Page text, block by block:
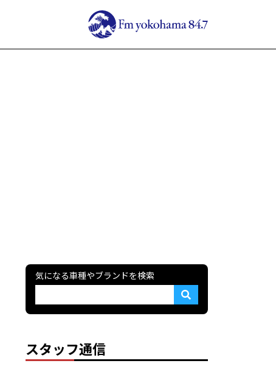
気になる車種やブランドを検索
スタッフ通信